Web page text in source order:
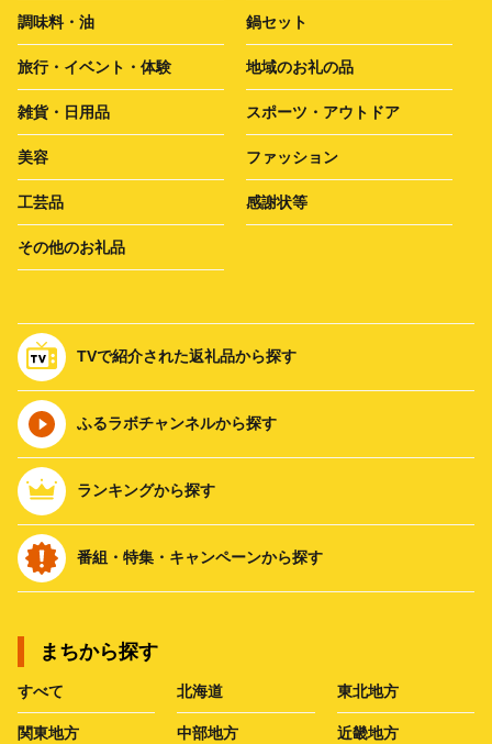
調味料・油 鍋セット
旅行・イベント・体験 地域のお礼の品
雑貨・日用品 スポーツ・アウトドア
美容 ファッション
工芸品 感謝状等
その他のお礼品
TVで紹介された返礼品から探す
ふるラボチャンネルから探す
ランキングから探す
番組・特集・キャンペーンから探す
まちから探す
すべて 北海道 東北地方
関東地方 中部地方 近畿地方